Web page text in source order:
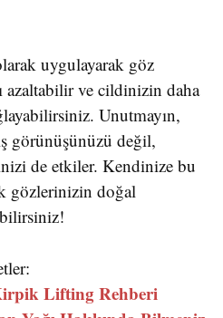
uygulayarak göz
azaltabilir ve cildinizin daha
Unutmayın,
görünüşünüzü değil,
de etkiler. Kendinize bu
gözlerinizin doğal
Lifting Rehberi